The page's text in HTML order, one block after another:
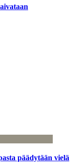
päädytään vielä